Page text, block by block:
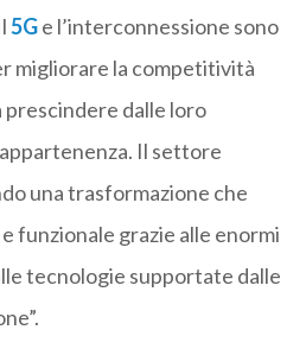
5Ge l’interconnessione sono
migliorare la competitività
prescindere dalle loro
Il settore
una trasformazione che
funzionale grazie alle enormi
tecnologie supportate dalle